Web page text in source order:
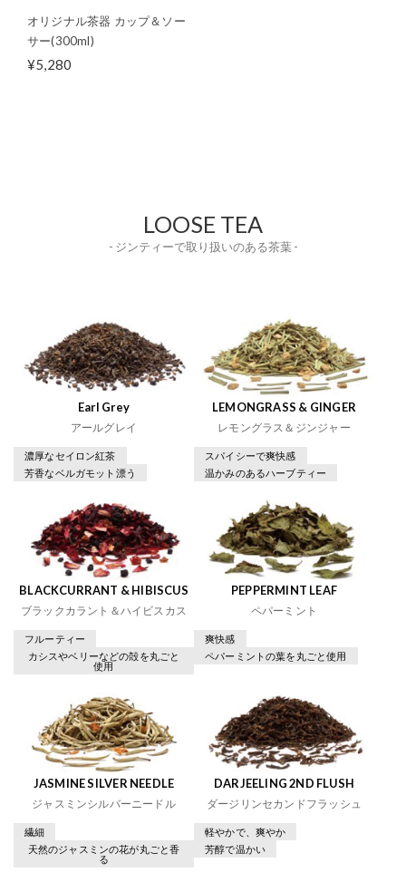
オリジナル茶器 カップ＆ソー
サー(300ml)
¥5,280
LOOSE TEA
- ジンティーで取り扱いのある茶葉 -
Earl Grey
アールグレイ
濃厚なセイロン紅茶
芳香なベルガモット漂う
LEMONGRASS & GINGER
レモングラス＆ジンジャー
スパイシーで爽快感
温かみのあるハーブティー
BLACKCURRANT & HIBISCUS
ブラックカラント＆ハイビスカス
フルーティー
カシスやベリーなどの殻を丸ごと
使用
PEPPERMINT LEAF
ペパーミント
爽快感
ペパーミントの葉を丸ごと使用
JASMINE SILVER NEEDLE
ジャスミンシルバーニードル
繊細
天然のジャスミンの花が丸ごと香
る
DARJEELING 2ND FLUSH
ダージリンセカンドフラッシュ
軽やかで、爽やか
芳醇で温かい